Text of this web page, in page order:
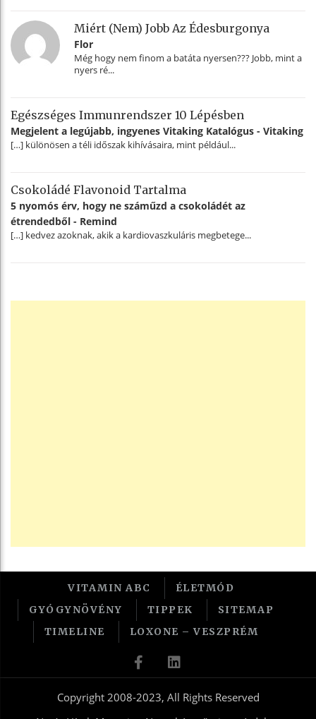
Miért (nem) Jobb Az Édesburgonya
Flor
Még hogy nem finom a batáta nyersen??? Jobb, mint a
nyers ré...
Egészséges Immunrendszer 10 Lépésben
Megjelent a legújabb, ingyenes Vitaking Katalógus - Vitaking
[…] különösen a téli időszak kihívásaira, mint például...
Csokoládé Flavonoid Tartalma
5 nyomós érv, hogy ne száműzd a csokoládét az
étrendedből - Remind
[…] kedvez azoknak, akik a kardiovaszkuláris megbetege...
VITAMIN ABC
ÉLETMÓD
GYÓGYNÖVÉNY
TIPPEK
SITEMAP
TIMELINE
LOXONE – VESZPRÉM
Copyright 2008-2023, All Rights Reserved